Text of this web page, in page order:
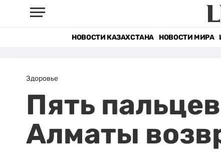
НОВОСТИ КАЗАХСТАНА НОВОСТИ МИРА
Здоровье
Пять
Алматы